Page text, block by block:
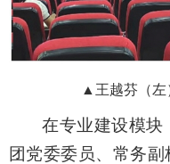
▲ 王越芬（左
在专业建设模块
团党委委员、常务